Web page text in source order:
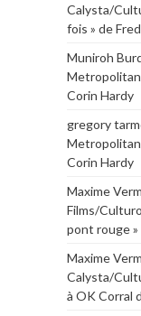
Calysta/
fois » de
Muniroh
Corin Hardy
gregory
Corin Hardy
Maxime
Films/
pont rouge »
Maxime
Calysta/
à OK Corral